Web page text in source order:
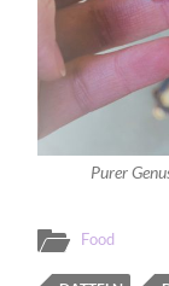
Purer
Food